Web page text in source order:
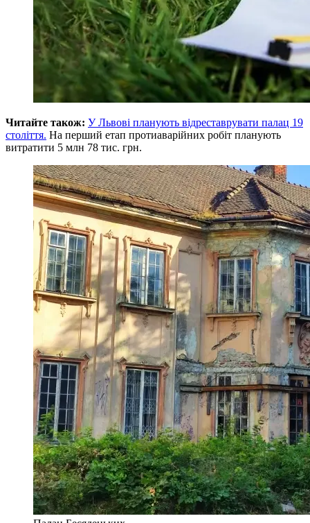
Читайте також: У Львові планують відреставрувати палац 19
століття. На перший етап протиаварійних робіт планують
витратити 5 млн 78 тис. грн.